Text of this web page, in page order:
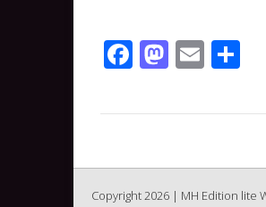
F
e
o
o
M
to
o
n
E
ai ar
Copyright 2026 | MH Edition lite